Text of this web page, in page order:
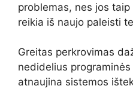
problemas, nes jos
reikia iš naujo paleisti
Greitas perkrovimas
nedidelius
atnaujina sistemos